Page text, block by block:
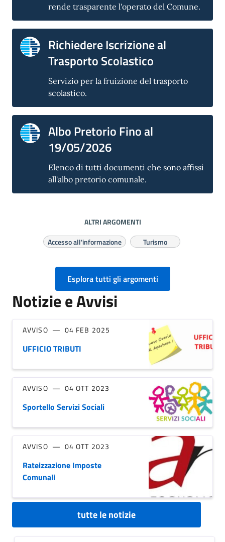
rende trasparente l'operato del Comune.
Richiedere Iscrizione al
Trasporto Scolastico
Servizio per la fruizione del trasporto
scolastico.
Albo Pretorio Fino al
19/05/2026
Elenco di tutti documenti che sono affissi
all'albo pretorio comunale.
ALTRI ARGOMENTI
Accesso all'informazione
Turismo
Esplora tutti gli argomenti
Notizie e Avvisi
AVVISO 04 FEB 2025
UFFICIO TRIBUTI
AVVISO 04 OTT 2023
Sportello Servizi Sociali
AVVISO 04 OTT 2023
Rateizzazione Imposte
Comunali
tutte le notizie